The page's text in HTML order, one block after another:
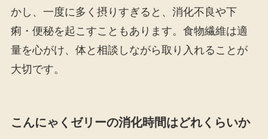
かし、一度に多く摂りすぎると、消化不良や下
痢・便秘を起こすこともあります。食物繊維は適
量を心がけ、体と相談しながら取り入れることが
大切です。
こんにゃくゼリーの消化時間はどれくらいか